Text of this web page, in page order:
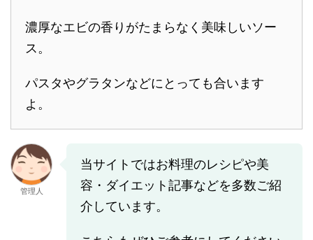
濃厚なエビの香りがたまらなく美味しいソー
ス。
パスタやグラタンなどにとっても合います
よ。
管理人
当サイトではお料理のレシピや美
容・ダイエット記事などを多数ご紹
介しています。